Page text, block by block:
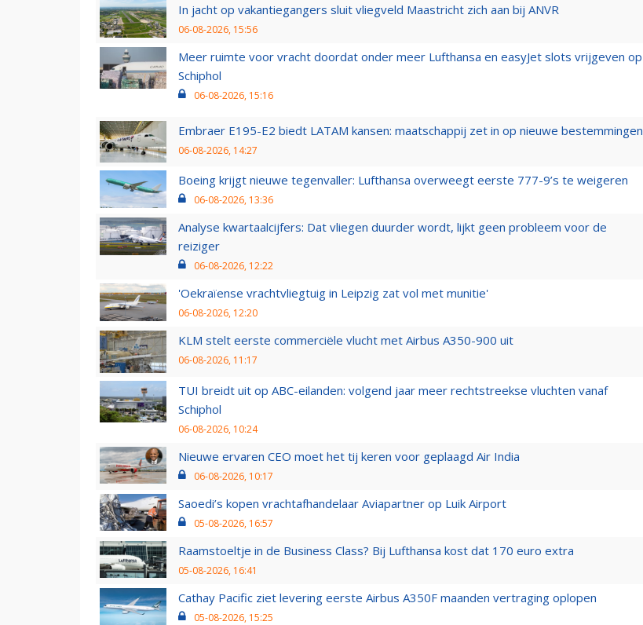
In jacht op vakantiegangers sluit vliegveld Maastricht zich aan bij ANVR
06-08-2026, 15:56
Meer ruimte voor vracht doordat onder meer Lufthansa en easyJet slots vrijgeven op
Schiphol
06-08-2026, 15:16
Embraer E195-E2 biedt LATAM kansen: maatschappij zet in op nieuwe bestemmingen
06-08-2026, 14:27
Boeing krijgt nieuwe tegenvaller: Lufthansa overweegt eerste 777-9’s te weigeren
06-08-2026, 13:36
Analyse kwartaalcijfers: Dat vliegen duurder wordt, lijkt geen probleem voor de
reiziger
06-08-2026, 12:22
'Oekraïense vrachtvliegtuig in Leipzig zat vol met munitie'
06-08-2026, 12:20
KLM stelt eerste commerciële vlucht met Airbus A350-900 uit
06-08-2026, 11:17
TUI breidt uit op ABC-eilanden: volgend jaar meer rechtstreekse vluchten vanaf
Schiphol
06-08-2026, 10:24
Nieuwe ervaren CEO moet het tij keren voor geplaagd Air India
06-08-2026, 10:17
Saoedi’s kopen vrachtafhandelaar Aviapartner op Luik Airport
05-08-2026, 16:57
Raamstoeltje in de Business Class? Bij Lufthansa kost dat 170 euro extra
05-08-2026, 16:41
Cathay Pacific ziet levering eerste Airbus A350F maanden vertraging oplopen
05-08-2026, 15:25